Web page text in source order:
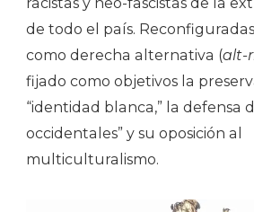
racistas y neo-fascistas de la
de todo el país.
como derecha alternativa (alt-
fijado como objetivos la
“identidad blanca,” la defensa
occidentales” y su oposición al
multiculturalismo.